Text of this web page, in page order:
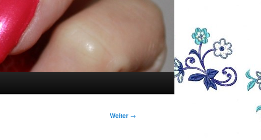
Weiter →